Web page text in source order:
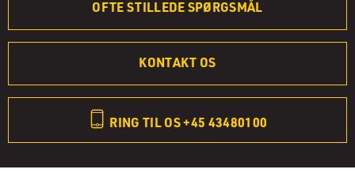
OFTE STILLEDE SPØRGSMÅL
KONTAKT OS
RING TIL OS +45 43480100